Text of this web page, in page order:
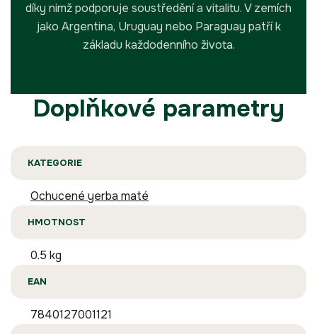
díky nimž podporuje soustředění a vitalitu. V zemích
jako Argentina, Uruguay nebo Paraguay patří k
základu každodenního života.
Doplňkové parametry
KATEGORIE
Ochucené yerba maté
HMOTNOST
0.5 kg
EAN
7840127001121